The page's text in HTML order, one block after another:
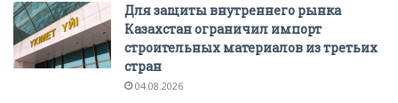
Для защиты внутреннего рынка
Казахстан ограничил импорт
строительных материалов из третьих
стран
04.08.2026